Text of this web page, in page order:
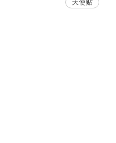
天使贴